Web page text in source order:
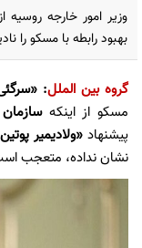
وزیر امور خارجه روسیه
بهبود رابطه با مسکو را
گروه بین الملل:
مسکو از اینکه سازمان
پیشنهاد «ولادیمیر
نشان نداده، متعجب